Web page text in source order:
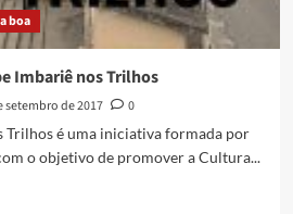
boa
Imbariê nos Trilhos
setembro de 2017
0
Trilhos é uma iniciativa formada por
o objetivo de promover a Cultura...